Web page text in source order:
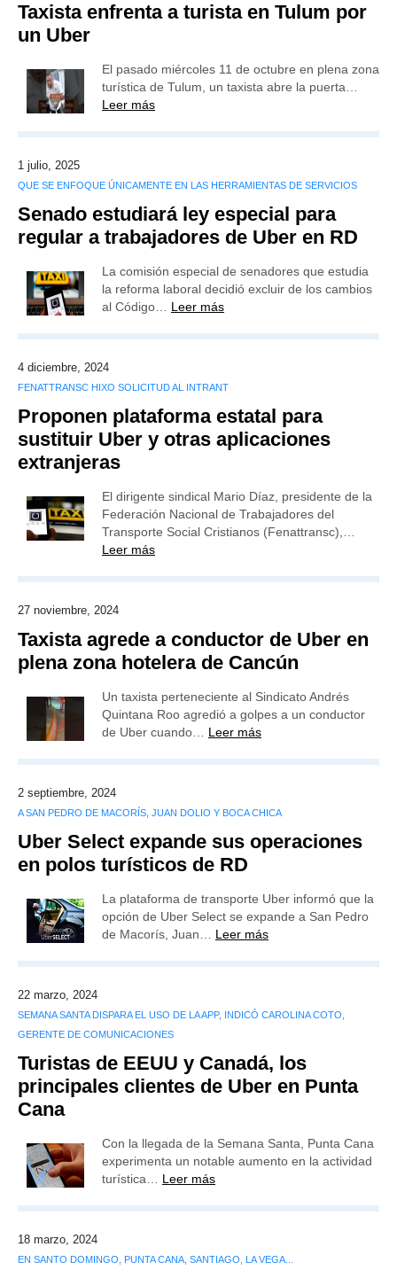
Taxista enfrenta a turista en Tulum por
un Uber
El pasado miércoles 11 de octubre en plena zona
turística de Tulum, un taxista abre la puerta…
Leer más
1 julio, 2025
QUE SE ENFOQUE ÚNICAMENTE EN LAS HERRAMIENTAS DE SERVICIOS
Senado estudiará ley especial para
regular a trabajadores de Uber en RD
La comisión especial de senadores que estudia
la reforma laboral decidió excluir de los cambios
al Código… Leer más
4 diciembre, 2024
FENATTRANSC HIXO SOLICITUD AL INTRANT
Proponen plataforma estatal para
sustituir Uber y otras aplicaciones
extranjeras
El dirigente sindical Mario Díaz, presidente de la
Federación Nacional de Trabajadores del
Transporte Social Cristianos (Fenattransc),…
Leer más
27 noviembre, 2024
Taxista agrede a conductor de Uber en
plena zona hotelera de Cancún
Un taxista perteneciente al Sindicato Andrés
Quintana Roo agredió a golpes a un conductor
de Uber cuando… Leer más
2 septiembre, 2024
A SAN PEDRO DE MACORÍS, JUAN DOLIO Y BOCA CHICA
Uber Select expande sus operaciones
en polos turísticos de RD
La plataforma de transporte Uber informó que la
opción de Uber Select se expande a San Pedro
de Macorís, Juan… Leer más
22 marzo, 2024
SEMANA SANTA DISPARA EL USO DE LA APP, INDICÓ CAROLINA COTO,
GERENTE DE COMUNICACIONES
Turistas de EEUU y Canadá, los
principales clientes de Uber en Punta
Cana
Con la llegada de la Semana Santa, Punta Cana
experimenta un notable aumento en la actividad
turística… Leer más
18 marzo, 2024
EN SANTO DOMINGO, PUNTA CANA, SANTIAGO, LA VEGA...